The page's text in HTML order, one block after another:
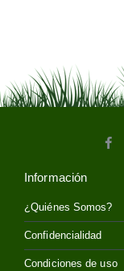
Información
¿Quiénes Somos?
Confidencialidad
Condiciones de uso